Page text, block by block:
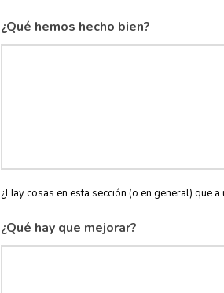
¿Qué hemos hecho bien?
¿Hay cosas en esta sección (o en general) que
¿Qué hay que mejorar?